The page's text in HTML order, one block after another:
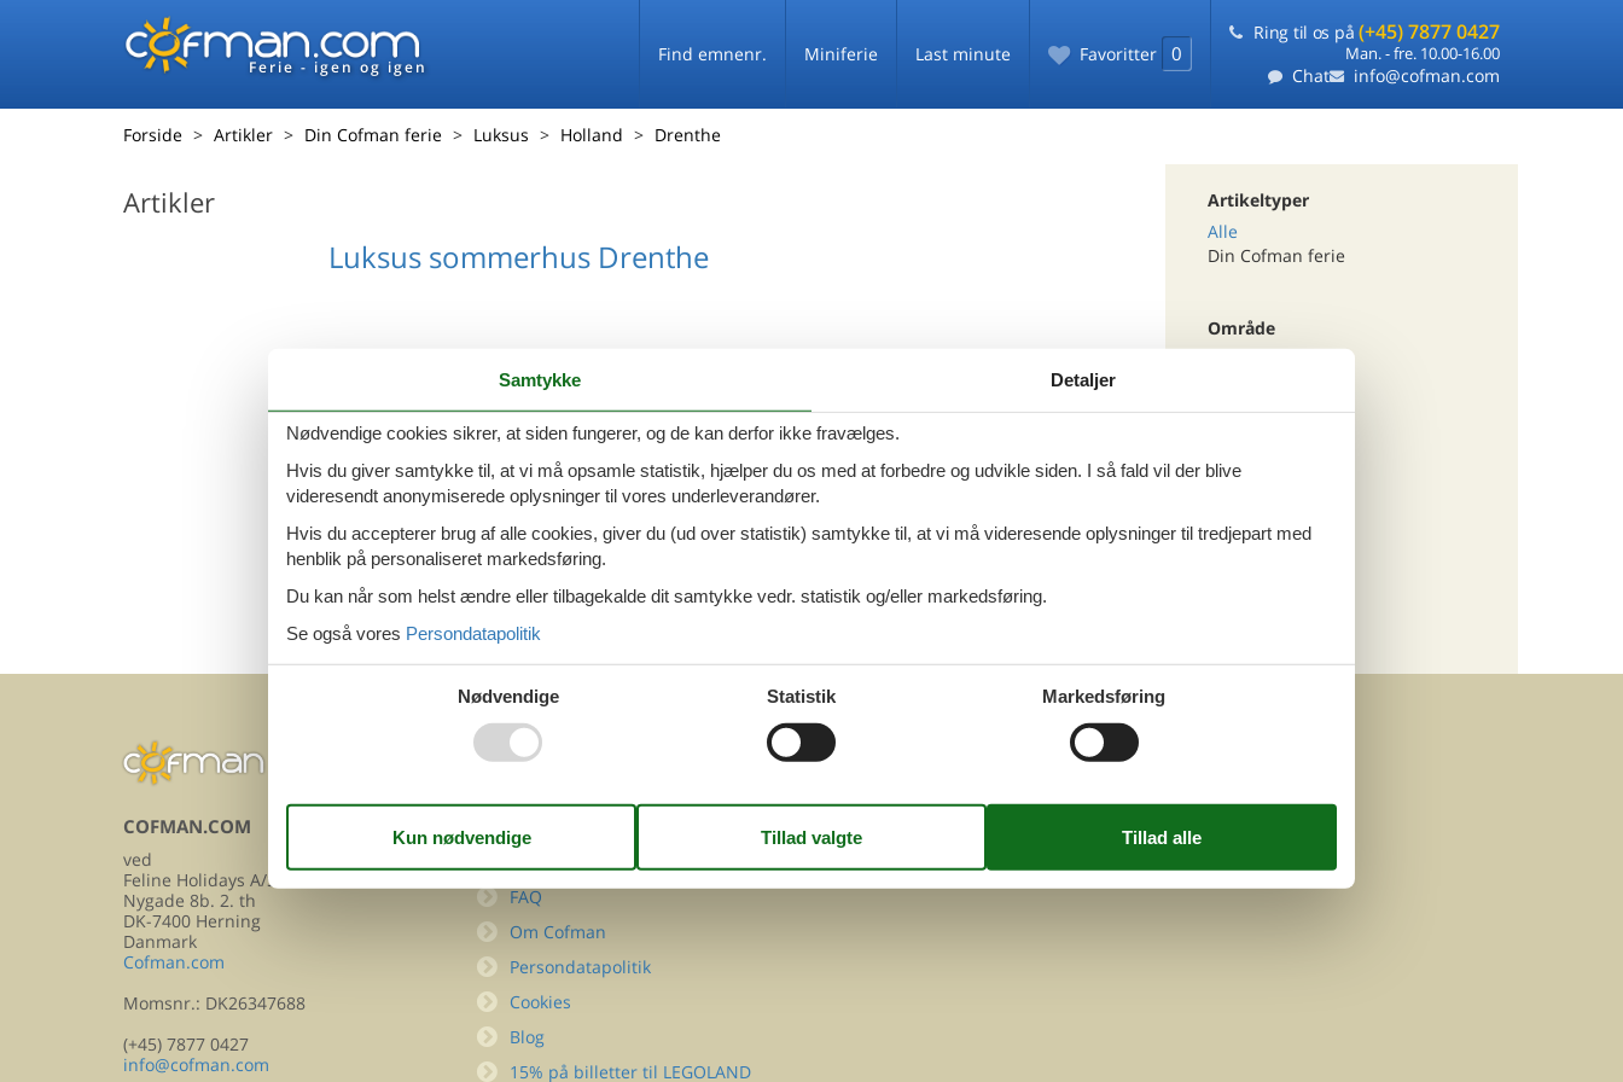
Ferie - igen og igen
Find emnenr. Miniferie Last minute Favoritter 0
Ring til os på (+45) 7877 0427
Man. - fre. 10.00-16.00
Chat info@cofman.com
Forside Artikler Din Cofman ferie Luksus Holland Drenthe
Artikler
Luksus sommerhus Drenthe
Artikeltyper
Alle
Din Cofman ferie
Område
Drenthe
Tema
Luksus
COFMAN.COM
ved
Feline Holidays A/S
Nygade 8b. 2. th
DK-7400 Herning
Danmark
Cofman.com
Momsnr.: DK26347688
(+45) 7877 0427
info@cofman.com
INFORMATION
Kontakt
FAQ
Om Cofman
Persondatapolitik
Cookies
Blog
15% på billetter til LEGOLAND
FØLG OS PÅ
Samtykke Detaljer
Nødvendige cookies sikrer, at siden fungerer, og de kan derfor ikke fravælges.
Hvis du giver samtykke til, at vi må opsamle statistik, hjælper du os med at forbedre og udvikle siden. I så fald vil der blive
videresendt anonymiserede oplysninger til vores underleverandører.
Hvis du accepterer brug af alle cookies, giver du (ud over statistik) samtykke til, at vi må videresende oplysninger til tredjepart med
henblik på personaliseret markedsføring.
Du kan når som helst ændre eller tilbagekalde dit samtykke vedr. statistik og/eller markedsføring.
Se også vores Persondatapolitik
Nødvendige Statistik Markedsføring